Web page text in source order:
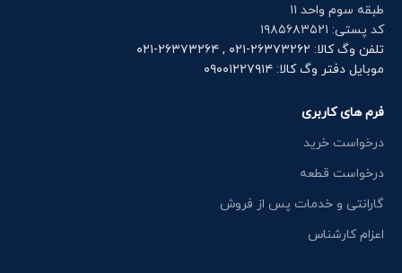
طبقه سوم واحد ۱۱
کد پستی: ۱۹۸۵۶۸۳۵۲۱
تلفن وگ کالا: ۲۶۳۷۳۲۶۲-۰۲۱ , ۲۶۳۷۳۲۶۴-۰۲۱
موبایل دفتر وگ کالا: ۰۹۰۰۱۲۲۷۹۱۴
فرم های کاربری
درخواست خرید
درخواست قطعه
گارانتی و خدمات پس از فروش
اعزام کارشناس